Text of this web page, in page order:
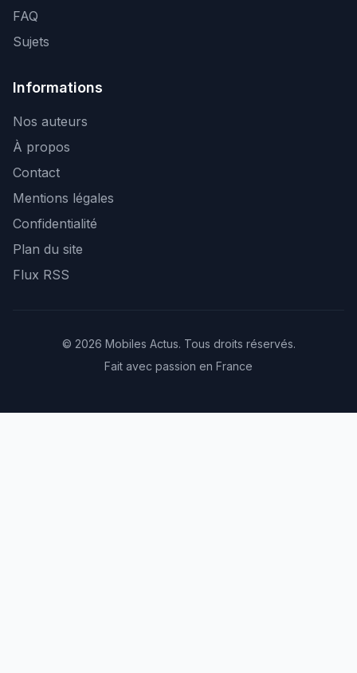
FAQ
Sujets
Informations
Nos auteurs
À propos
Contact
Mentions légales
Confidentialité
Plan du site
Flux RSS
© 2026 Mobiles Actus. Tous droits réservés.
Fait avec passion en France